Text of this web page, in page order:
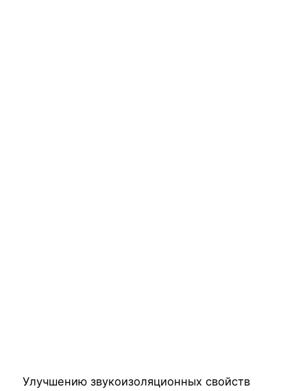
Улучшению звукоизоляционных свойств